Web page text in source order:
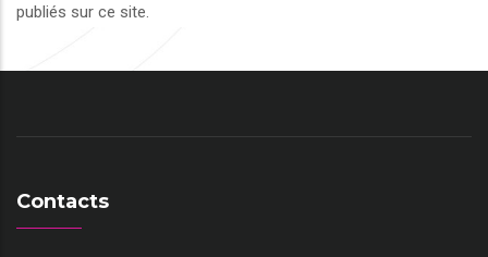
publiés sur ce site.
Contacts